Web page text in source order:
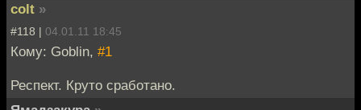
colt »
#118 | 04.01.11 18:45
Кому: Goblin, #1
Респект. Круто сработано.